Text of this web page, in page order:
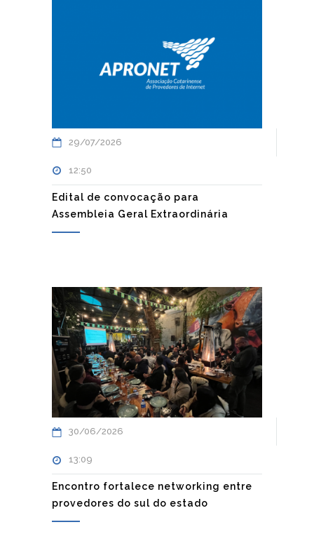
29/07/2026
12:50
Edital de convocação para
Assembleia Geral Extraordinária
30/06/2026
13:09
Encontro fortalece networking entre
provedores do sul do estado